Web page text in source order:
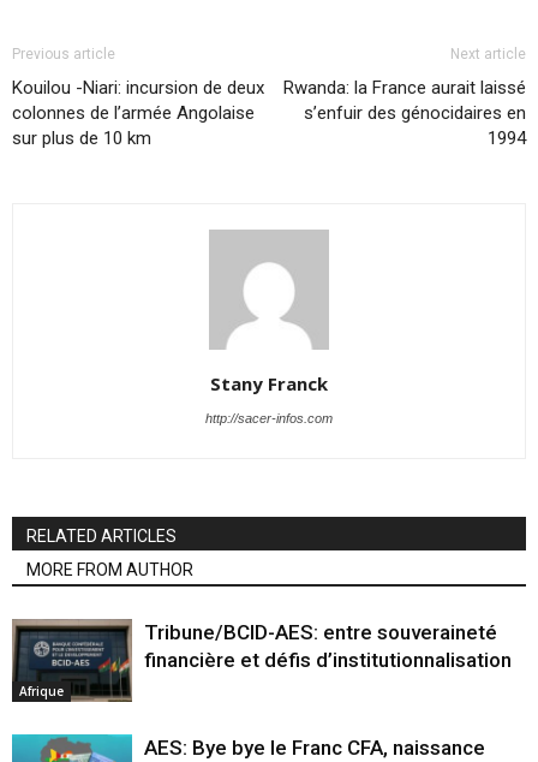
Previous article
Kouilou -Niari: incursion de deux
colonnes de l’armée Angolaise
sur plus de 10 km
Next article
Rwanda: la France aurait laissé
s’enfuir des génocidaires en
1994
Stany Franck
http://sacer-infos.com
RELATED ARTICLES
MORE FROM AUTHOR
Afrique
Tribune/BCID-AES: entre souveraineté
financière et défis d’institutionnalisation
AES: Bye bye le Franc CFA, naissance